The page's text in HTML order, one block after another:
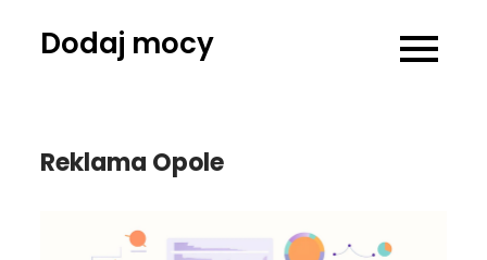
Dodaj mocy
Reklama Opole